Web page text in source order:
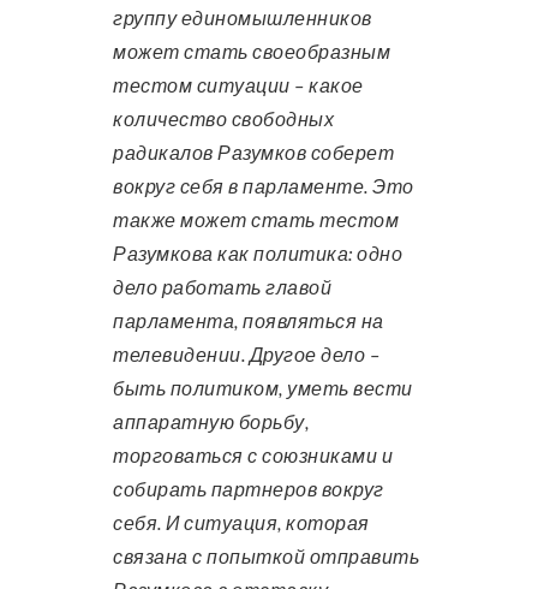
группу единомышленников
может стать своеобразным
тестом ситуации – какое
количество свободных
радикалов Разумков соберет
вокруг себя в парламенте. Это
также может стать тестом
Разумкова как политика: одно
дело работать главой
парламента, появляться на
телевидении. Другое дело –
быть политиком, уметь вести
аппаратную борьбу,
торговаться с союзниками и
собирать партнеров вокруг
себя. И ситуация, которая
связана с попыткой отправить